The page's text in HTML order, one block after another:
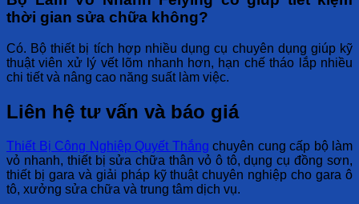
thời gian sửa chữa không?
Có. Bộ thiết bị tích hợp nhiều dụng cụ chuyên dụng giúp kỹ
thuật viên xử lý vết lõm nhanh hơn, hạn chế tháo lắp nhiều
chi tiết và nâng cao năng suất làm việc.
Liên hệ tư vấn và báo giá
Thiết Bị Công Nghiệp Quyết Thắng chuyên cung cấp bộ làm
vỏ nhanh, thiết bị sửa chữa thân vỏ ô tô, dụng cụ đồng sơn,
thiết bị gara và giải pháp kỹ thuật chuyên nghiệp cho gara ô
tô, xưởng sửa chữa và trung tâm dịch vụ.